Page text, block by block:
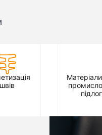
швів
підлог